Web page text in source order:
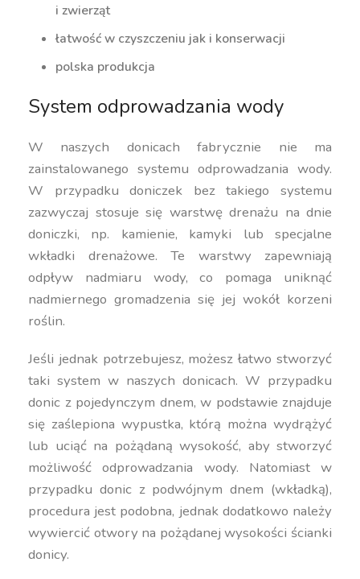
i zwierząt
łatwość w czyszczeniu jak i konserwacji
polska produkcja
System odprowadzania wody
W naszych donicach fabrycznie nie ma
zainstalowanego systemu odprowadzania wody.
W przypadku doniczek bez takiego systemu
zazwyczaj stosuje się warstwę drenażu na dnie
doniczki, np. kamienie, kamyki lub specjalne
wkładki drenażowe. Te warstwy zapewniają
odpływ nadmiaru wody, co pomaga uniknąć
nadmiernego gromadzenia się jej wokół korzeni
roślin.
Jeśli jednak potrzebujesz, możesz łatwo stworzyć
taki system w naszych donicach. W przypadku
donic z pojedynczym dnem, w podstawie znajduje
się zaślepiona wypustka, którą można wydrążyć
lub uciąć na pożądaną wysokość, aby stworzyć
możliwość odprowadzania wody. Natomiast w
przypadku donic z podwójnym dnem (wkładką),
procedura jest podobna, jednak dodatkowo należy
wywiercić otwory na pożądanej wysokości ścianki
donicy.